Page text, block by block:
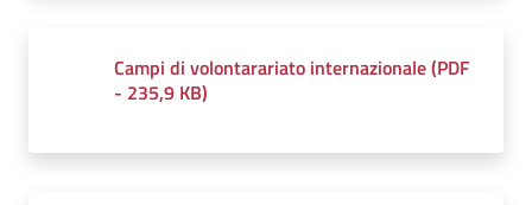
Campi di volontarariato internazionale(PDF
- 235,9 KB)